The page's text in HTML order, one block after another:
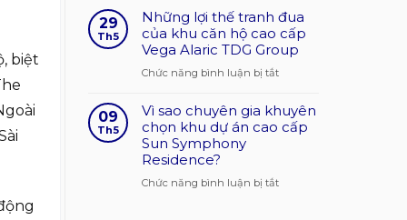
biệt
cao
xi
măng
trong
cạnh
tranh
bông
gió
che
chắn
mặt
29
Th5
Những lợi thế tranh đua
của khu căn hộ cao cấp
Vega Alaric TDG Group
Chức năng bình luận bị tắtở
lợi
thế
của
09
Th5
Vì sao chuyên gia khuyên
chọn khu dự án cao cấp
Sun Symphony
Residence?
Chức năng bình luận bị tắtở